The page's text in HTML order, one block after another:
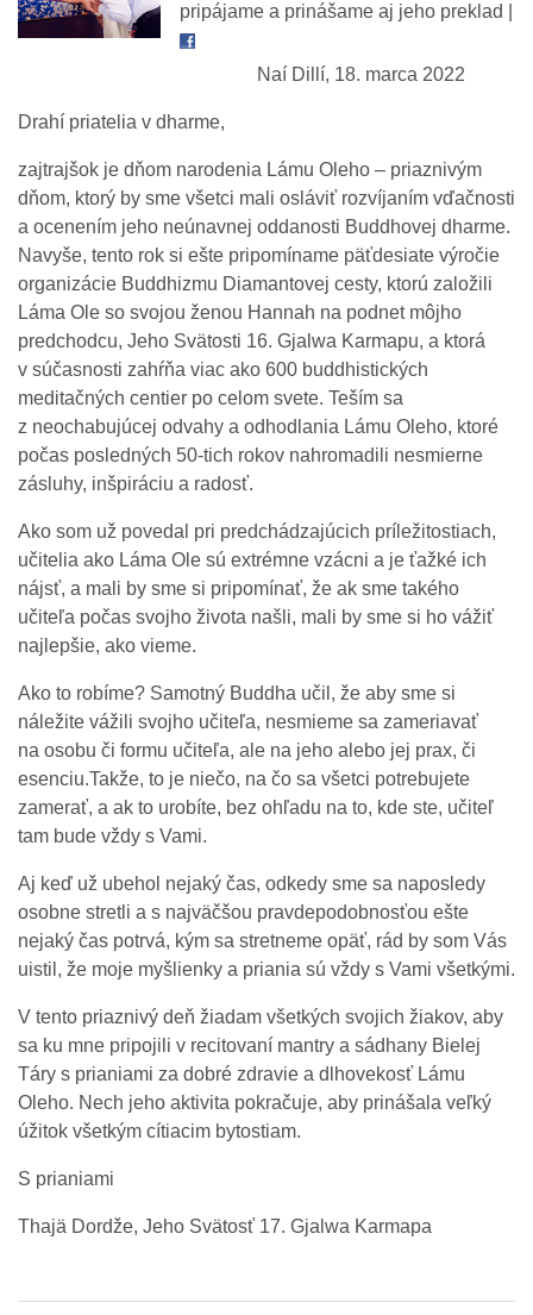
pripájame a prinášame aj jeho preklad |
Naí Dillí, 18. marca 2022
Drahí priatelia v dharme,
zajtrajšok je dňom narodenia Lámu Oleho – priaznivým
dňom, ktorý by sme všetci mali osláviť rozvíjaním vďačnosti
a ocenením jeho neúnavnej oddanosti Buddhovej dharme.
Navyše, tento rok si ešte pripomíname päťdesiate výročie
organizácie Buddhizmu Diamantovej cesty, ktorú založili
Láma Ole so svojou ženou Hannah na podnet môjho
predchodcu, Jeho Svätosti 16. Gjalwa Karmapu, a ktorá
v súčasnosti zahŕňa viac ako 600 buddhistických
meditačných centier po celom svete. Teším sa
z neochabujúcej odvahy a odhodlania Lámu Oleho, ktoré
počas posledných 50-tich rokov nahromadili nesmierne
zásluhy, inšpiráciu a radosť.
Ako som už povedal pri predchádzajúcich príležitostiach,
učitelia ako Láma Ole sú extrémne vzácni a je ťažké ich
nájsť, a mali by sme si pripomínať, že ak sme takého
učiteľa počas svojho života našli, mali by sme si ho vážiť
najlepšie, ako vieme.
Ako to robíme? Samotný Buddha učil, že aby sme si
náležite vážili svojho učiteľa, nesmieme sa zameriavať
na osobu či formu učiteľa, ale na jeho alebo jej prax, či
esenciu.Takže, to je niečo, na čo sa všetci potrebujete
zamerať, a ak to urobíte, bez ohľadu na to, kde ste, učiteľ
tam bude vždy s Vami.
Aj keď už ubehol nejaký čas, odkedy sme sa naposledy
osobne stretli a s najväčšou pravdepodobnosťou ešte
nejaký čas potrvá, kým sa stretneme opäť, rád by som Vás
uistil, že moje myšlienky a priania sú vždy s Vami všetkými.
V tento priaznivý deň žiadam všetkých svojich žiakov, aby
sa ku mne pripojili v recitovaní mantry a sádhany Bielej
Táry s prianiami za dobré zdravie a dlhovekosť Lámu
Oleho. Nech jeho aktivita pokračuje, aby prinášala veľký
úžitok všetkým cítiacim bytostiam.
S prianiami
Thajä Dordže, Jeho Svätosť 17. Gjalwa Karmapa